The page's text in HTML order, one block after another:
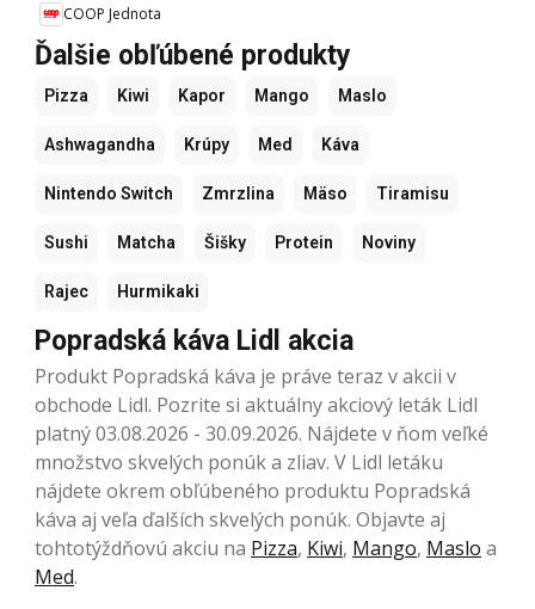
COOP Jednota
Ďalšie obľúbené produkty
Pizza Kiwi Kapor Mango Maslo
Ashwagandha Krúpy Med Káva
Nintendo Switch Zmrzlina Mäso Tiramisu
Sushi Matcha Šišky Protein Noviny
Rajec Hurmikaki
Popradská káva Lidl akcia
Produkt Popradská káva je práve teraz v akcii v
obchode Lidl. Pozrite si aktuálny akciový leták Lidl
platný 03.08.2026 - 30.09.2026. Nájdete v ňom veľké
množstvo skvelých ponúk a zliav. V Lidl letáku
nájdete okrem obľúbeného produktu Popradská
káva aj veľa ďalších skvelých ponúk. Objavte aj
tohtotýždňovú akciu na Pizza, Kiwi, Mango, Maslo a
Med.